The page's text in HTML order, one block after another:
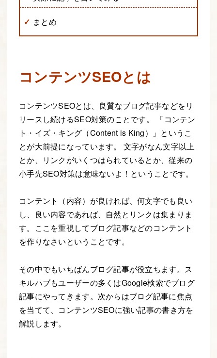
まとめ
コンテンツSEOとは
コンテンツSEOとは、良質なブログ記事などをリ
リースし続けるSEO対策のことです。 「コンテン
ト・イズ・キング（Content is King）」というこ
とが大前提になっています。 文字がなん文字以上
とか、リンクがいくつはられているとか、従来の
小手先SEO対策は意味ないよ！ということです。
コンテント（内容）が良ければ、何文字でも良い
し、良い内容であれば、自然とリンクは集まりま
す。ここを重視してブログ記事などのコンテント
を作りなさいということです。
その中でもいちばんブログ記事が役立ちます。ス
キルハブもユーザーの多くはGoogle検索でブログ
記事にやってきます。次からはブログ記事に焦点
を当てて、コンテンツSEOに強い記事の書き方を
解説します。